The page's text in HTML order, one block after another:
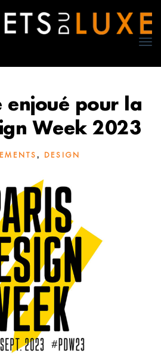
enjoué pour la
Week 2023
, DESIGN